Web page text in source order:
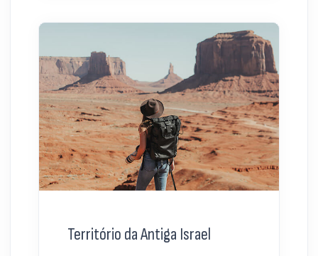
Território da Antiga Israel